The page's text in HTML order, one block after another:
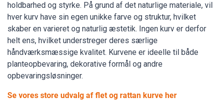
holdbarhed og styrke. På grund af det naturlige materiale, vil
hver kurv have sin egen unikke farve og struktur, hvilket
skaber en varieret og naturlig æstetik. Ingen kurv er derfor
helt ens, hvilket understreger deres særlige
håndværksmæssige kvalitet. Kurvene er ideelle til både
planteopbevaring, dekorative formål og andre
opbevaringsløsninger.
Se vores store udvalg af flet og rattan kurve her